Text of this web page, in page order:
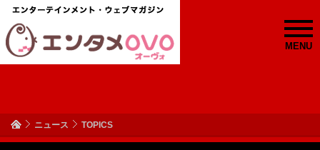
MENU
ニュース TOPICS